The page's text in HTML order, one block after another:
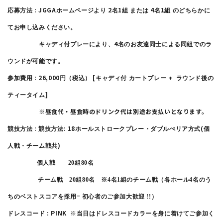
応募方法 : JGGAホームページより 2名1組 または 4名 1組 のどちらかに
てお申し込みください。
キャディ付プレーにより、 4名のお友達同士による同組でのラ
ウンドが可能です。
参加費用 : 26,000 円（税込） [キャディ付 カートプレー + ラウンド後の
ティータイム]
※昼食代・昼食時のドリンク代は別途お支払いとなります。
競技方法 :競技方法: 18ホールストロークプレー・ダブルぺリア方式(個
人戦・チーム戦共)
個人戦 20組 80名
チーム戦20組80名 ※4名1組のチーム戦（各ホール4名のう
ちのベストスコアを採用 = 初心者のご参加大歓迎 !! ）
ドレスコード : PINK ※ 当日はドレスコードカラーを身に着けてご参加く